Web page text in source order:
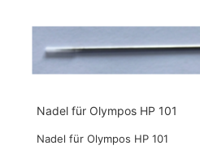
Nadel für Olympos HP 101
Nadel für Olympos HP 101